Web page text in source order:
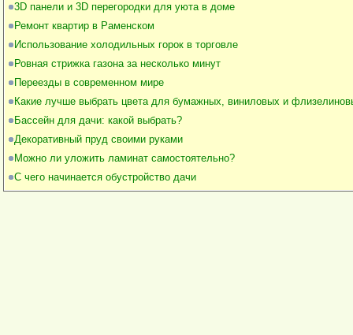
3D панели и 3D перегородки для уюта в доме
Ремонт квартир в Раменском
Использование холодильных горок в торговле
Ровная стрижка газона за несколько минут
Переезды в современном мире
Какие лучше выбрать цвета для бумажных, виниловых и
Бассейн для дачи: какой выбрать?
Декоративный пруд своими руками
Можно ли уложить ламинат самостоятельно?
С чего начинается обустройство дачи